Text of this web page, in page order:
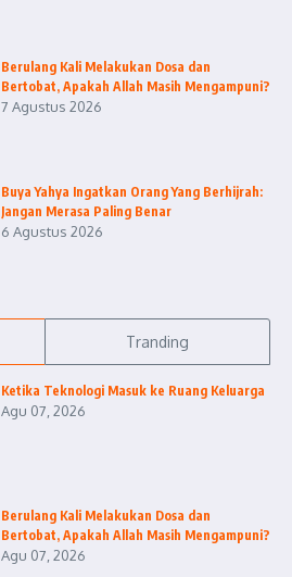
Berulang Kali Melakukan Dosa dan
Bertobat, Apakah Allah Masih Mengampuni?
7 Agustus 2026
Buya Yahya Ingatkan Orang Yang Berhijrah:
Jangan Merasa Paling Benar
6 Agustus 2026
Tranding
Ketika Teknologi Masuk ke Ruang Keluarga
Agu 07, 2026
Berulang Kali Melakukan Dosa dan
Bertobat, Apakah Allah Masih Mengampuni?
Agu 07, 2026